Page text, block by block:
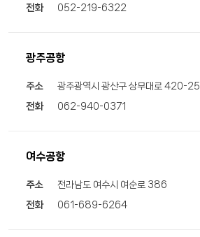
전화 052-219-6322
광주공항
주소 광주광역시 광산구 상무대로 420-25
전화 062-940-0371
여수공항
주소 전라남도 여수시 여순로 386
전화 061-689-6264